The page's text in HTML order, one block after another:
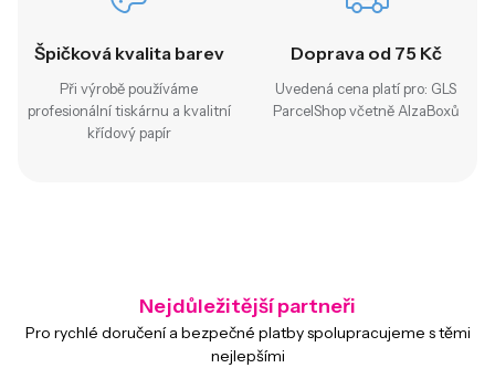
Špičková kvalita barev
Při výrobě používáme
profesionální tiskárnu a kvalitní
křídový papír
Doprava od 75 Kč
Uvedená cena platí pro: GLS
ParcelShop včetně AlzaBoxů
Nejdůležitější partneři
Pro rychlé doručení a bezpečné platby spolupracujeme s těmi
nejlepšími